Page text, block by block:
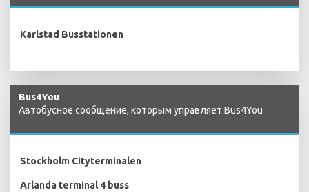
Karlstad Busstationen
Bus4You
Автобусное сообщение, которым управляет Bus4You
Stockholm Cityterminalen
Arlanda terminal 4 buss